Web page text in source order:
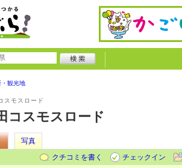
・観光地
スモスロード
コスモスロード
写真
クチコミを書く
チェックイン